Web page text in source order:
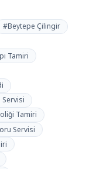
#Beytepe Çilingir
Tamiri
Tamiri
Servisi